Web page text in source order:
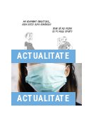
ACTUALITATE
ACTUALITATE